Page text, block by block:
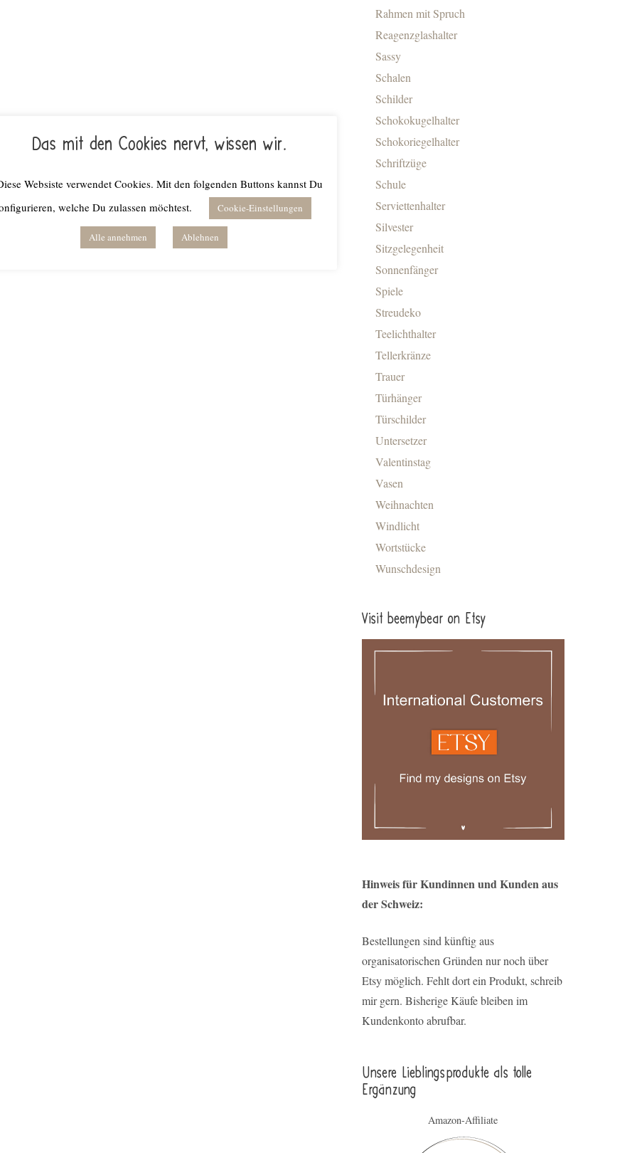
Rahmen mit Spruch
Reagenzglashalter
Sassy
Schalen
Schilder
Schokokugelhalter
Schokoriegelhalter
Schriftzüge
Schule
Serviettenhalter
Silvester
Sitzgelegenheit
Sonnenfänger
Spiele
Streudeko
Teelichthalter
Tellerkränze
Trauer
Türhänger
Türschilder
Untersetzer
Valentinstag
Vasen
Weihnachten
Windlicht
Wortstücke
Wunschdesign
Visit beemybear on Etsy
Hinweis für Kundinnen und Kunden aus
der Schweiz:
Bestellungen sind künftig aus
organisatorischen Gründen nur noch über
Etsy möglich. Fehlt dort ein Produkt, schreib
mir gern. Bisherige Käufe bleiben im
Kundenkonto abrufbar.
Unsere Lieblings­pro­duk­te als tolle
Ergän­zung
Amazon-Affiliate
Das mit den Cookies nervt, wissen wir.
Websiste verwendet Cookies. Mit den folgenden Buttons kannst Du
welche Du zulassen möchtest.
Cookie-Einstellungen
Alle annehmen Ablehnen